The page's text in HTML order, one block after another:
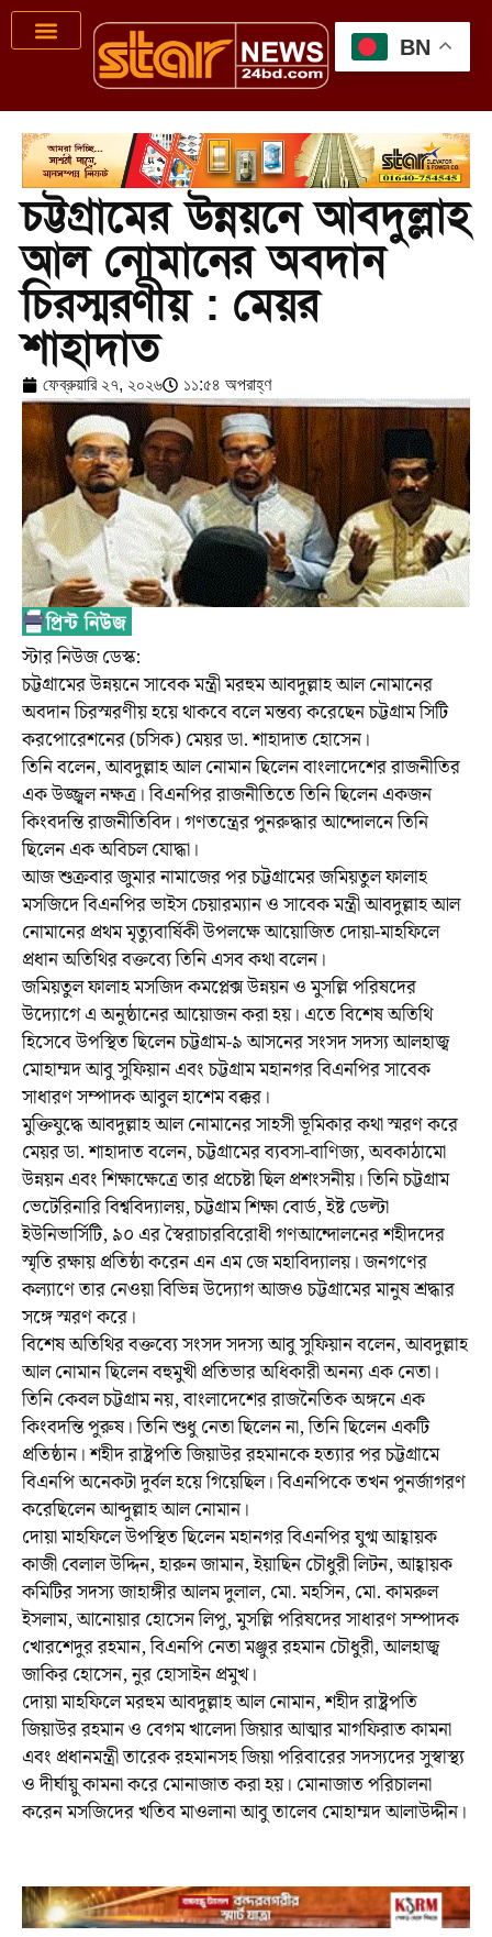
চট্টগ্রামের উন্নয়নে আবদুল্লাহ
আল নোমানের অবদান
চিরস্মরণীয় : মেয়র
শাহাদাত
ফেব্রুয়ারি ২৭, ২০২৬ ১১:৫৪ অপরাহ্ণ
স্টার নিউজ ডেস্ক:
চট্টগ্রামের উন্নয়নে সাবেক মন্ত্রী মরহুম আবদুল্লাহ আল নোমানের
অবদান চিরস্মরণীয় হয়ে থাকবে বলে মন্তব্য করেছেন চট্টগ্রাম সিটি
করপোরেশনের (চসিক) মেয়র ডা. শাহাদাত হোসেন।
তিনি বলেন, আবদুল্লাহ আল নোমান ছিলেন বাংলাদেশের রাজনীতির
এক উজ্জ্বল নক্ষত্র। বিএনপির রাজনীতিতে তিনি ছিলেন একজন
কিংবদন্তি রাজনীতিবিদ। গণতন্ত্রের পুনরুদ্ধার আন্দোলনে তিনি
ছিলেন এক অবিচল যোদ্ধা।
আজ শুক্রবার জুমার নামাজের পর চট্টগ্রামের জমিয়তুল ফালাহ
মসজিদে বিএনপির ভাইস চেয়ারম্যান ও সাবেক মন্ত্রী আবদুল্লাহ আল
নোমানের প্রথম মৃত্যুবার্ষিকী উপলক্ষে আয়োজিত দোয়া-মাহফিলে
প্রধান অতিথির বক্তব্যে তিনি এসব কথা বলেন।
জমিয়তুল ফালাহ মসজিদ কমপ্লেক্স উন্নয়ন ও মুসল্লি পরিষদের
উদ্যোগে এ অনুষ্ঠানের আয়োজন করা হয়। এতে বিশেষ অতিথি
হিসেবে উপস্থিত ছিলেন চট্টগ্রাম-৯ আসনের সংসদ সদস্য আলহাজ্ব
মোহাম্মদ আবু সুফিয়ান এবং চট্টগ্রাম মহানগর বিএনপির সাবেক
সাধারণ সম্পাদক আবুল হাশেম বক্কর।
মুক্তিযুদ্ধে আবদুল্লাহ আল নোমানের সাহসী ভূমিকার কথা স্মরণ করে
মেয়র ডা. শাহাদাত বলেন, চট্টগ্রামের ব্যবসা-বাণিজ্য, অবকাঠামো
উন্নয়ন এবং শিক্ষাক্ষেত্রে তার প্রচেষ্টা ছিল প্রশংসনীয়। তিনি চট্টগ্রাম
ভেটেরিনারি বিশ্ববিদ্যালয়, চট্টগ্রাম শিক্ষা বোর্ড, ইষ্ট ডেল্টা
ইউনিভার্সিটি, ৯০ এর স্বৈরাচারবিরোধী গণআন্দোলনের শহীদদের
স্মৃতি রক্ষায় প্রতিষ্ঠা করেন এন এম জে মহাবিদ্যালয়। জনগণের
কল্যাণে তার নেওয়া বিভিন্ন উদ্যোগ আজও চট্টগ্রামের মানুষ শ্রদ্ধার
সঙ্গে স্মরণ করে।
বিশেষ অতিথির বক্তব্যে সংসদ সদস্য আবু সুফিয়ান বলেন, আবদুল্লাহ
আল নোমান ছিলেন বহুমুখী প্রতিভার অধিকারী অনন্য এক নেতা।
তিনি কেবল চট্টগ্রাম নয়, বাংলাদেশের রাজনৈতিক অঙ্গনে এক
কিংবদন্তি পুরুষ। তিনি শুধু নেতা ছিলেন না, তিনি ছিলেন একটি
প্রতিষ্ঠান। শহীদ রাষ্ট্রপতি জিয়াউর রহমানকে হত্যার পর চট্টগ্রামে
বিএনপি অনেকটা দুর্বল হয়ে গিয়েছিল। বিএনপিকে তখন পুনর্জাগরণ
করেছিলেন আব্দুল্লাহ আল নোমান।
দোয়া মাহফিলে উপস্থিত ছিলেন মহানগর বিএনপির যুগ্ম আহ্বায়ক
কাজী বেলাল উদ্দিন, হারুন জামান, ইয়াছিন চৌধুরী লিটন, আহ্বায়ক
কমিটির সদস্য জাহাঙ্গীর আলম দুলাল, মো. মহসিন, মো. কামরুল
ইসলাম, আনোয়ার হোসেন লিপু, মুসল্লি পরিষদের সাধারণ সম্পাদক
খোরশেদুর রহমান, বিএনপি নেতা মঞ্জুর রহমান চৌধুরী, আলহাজ্ব
জাকির হোসেন, নুর হোসাইন প্রমুখ।
দোয়া মাহফিলে মরহুম আবদুল্লাহ আল নোমান, শহীদ রাষ্ট্রপতি
জিয়াউর রহমান ও বেগম খালেদা জিয়ার আত্মার মাগফিরাত কামনা
এবং প্রধানমন্ত্রী তারেক রহমানসহ জিয়া পরিবারের সদস্যদের সুস্বাস্থ্য
ও দীর্ঘায়ু কামনা করে মোনাজাত করা হয়। মোনাজাত পরিচালনা
করেন মসজিদের খতিব মাওলানা আবু তালেব মোহাম্মদ আলাউদ্দীন।
BN